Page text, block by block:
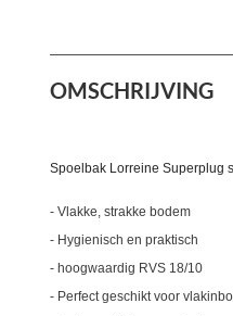
OMSCHRIJVING
Spoelbak Lorreine Superplug
- Vlakke, strakke bodem
- Hygienisch en praktisch
- hoogwaardig RVS 18/10
- Perfect geschikt voor